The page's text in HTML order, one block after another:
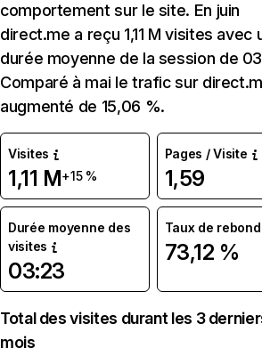
comportement sur le site. En juin
direct.me a reçu 1,11 M visites avec
durée moyenne de la session de
Comparé à mai le trafic sur
augmenté de 15,06 %.
Visites
1,11 M+15 %
Pages / Visite
1,59
Durée moyenne des
visites
03:23
Taux de rebond
73,12 %
Total des visites durant les 3
mois